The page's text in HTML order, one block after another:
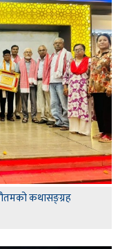
कथासङ्ग्रह